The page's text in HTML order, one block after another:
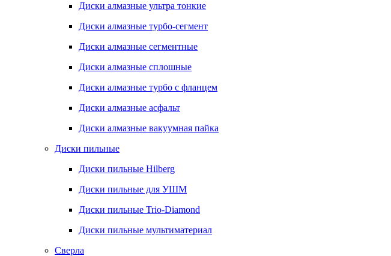
Диски алмазные ультра тонкие
Диски алмазные турбо-сегмент
Диски алмазные сегментные
Диски алмазные сплошные
Диски алмазные турбо с фланцем
Диски алмазные асфальт
Диски алмазные вакуумная пайка
Диски пильные
Диски пильные Hilberg
Диски пильные для УШМ
Диски пильные Trio-Diamond
Диски пильные мультиматериал
Сверла